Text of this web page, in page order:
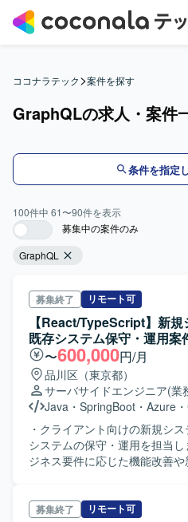
ココナラテック>案件を探す
GraphQLの求人・案件
条件を指定
100件中 61〜90件を表示
募集中の案件のみ
GraphQL
募集終了 リモート可
【React/TypeScript】新
既存システム保守・運用案
〜600,000円/月
品川区（東京都）
サーバサイドエンジニア(業
Java ・ SpringBoot ・ Azure ・
・クライアント向けの新規シ
システムの保守・運用を担当
ジネス要件に応じた機能改善
募集終了 リモート可